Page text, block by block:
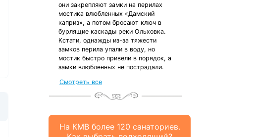
они закрепляют замки на перилах
мостика влюбленных «Дамский
каприз», а потом бросают ключ в
бурлящие каскады реки Ольховка.
Кстати, однажды из-за тяжести
замков перила упали в воду, но
мостик быстро привели в порядок, а
замки влюбленных не пострадали.
Смотреть все
На КМВ более 120 санаториев.